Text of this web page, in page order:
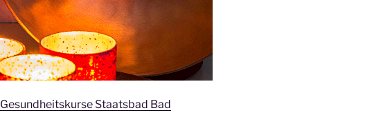
Gesundheitskurse Staatsbad Bad